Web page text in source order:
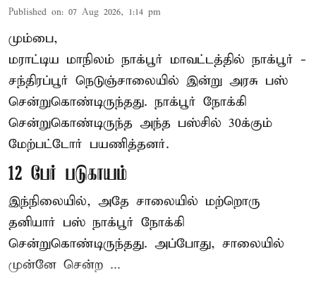
Published on: 07 Aug 2026, 1:14 pm
மும்பை,
மராட்டிய மாநிலம் நாக்பூர் மாவட்டத்தில் நாக்பூர் -
சந்திரப்பூர் நெடுஞ்சாலையில் இன்று அரசு பஸ்
சென்றுகொண்டிருந்தது. நாக்பூர் நோக்கி
சென்றுகொண்டிருந்த அந்த பஸ்சில் 30க்கும்
மேற்பட்டோர் பயணித்தனர்.
12 பேர் படுகாயம்
இந்நிலையில், அதே சாலையில் மற்றொரு
தனியார் பஸ் நாக்பூர் நோக்கி
சென்றுகொண்டிருந்தது. அப்போது, சாலையில்
முன்னே சென்ற ...